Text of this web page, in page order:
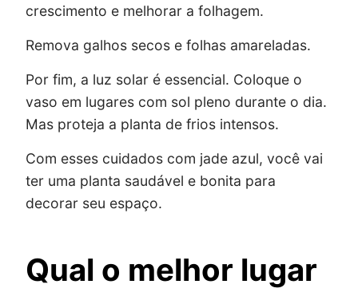
crescimento e melhorar a folhagem.
Remova galhos secos e folhas amareladas.
Por fim, a luz solar é essencial. Coloque o
vaso em lugares com sol pleno durante o dia.
Mas proteja a planta de frios intensos.
Com esses cuidados com jade azul, você vai
ter uma planta saudável e bonita para
decorar seu espaço.
Qual o melhor lugar